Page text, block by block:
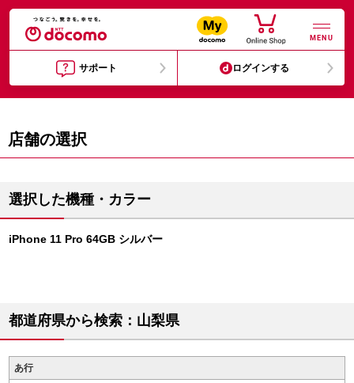
MENU
サポート ログインする
店舗の選択
選択した機種・カラー
iPhone 11 Pro 64GB シルバー
都道府県から検索：山梨県
あ行